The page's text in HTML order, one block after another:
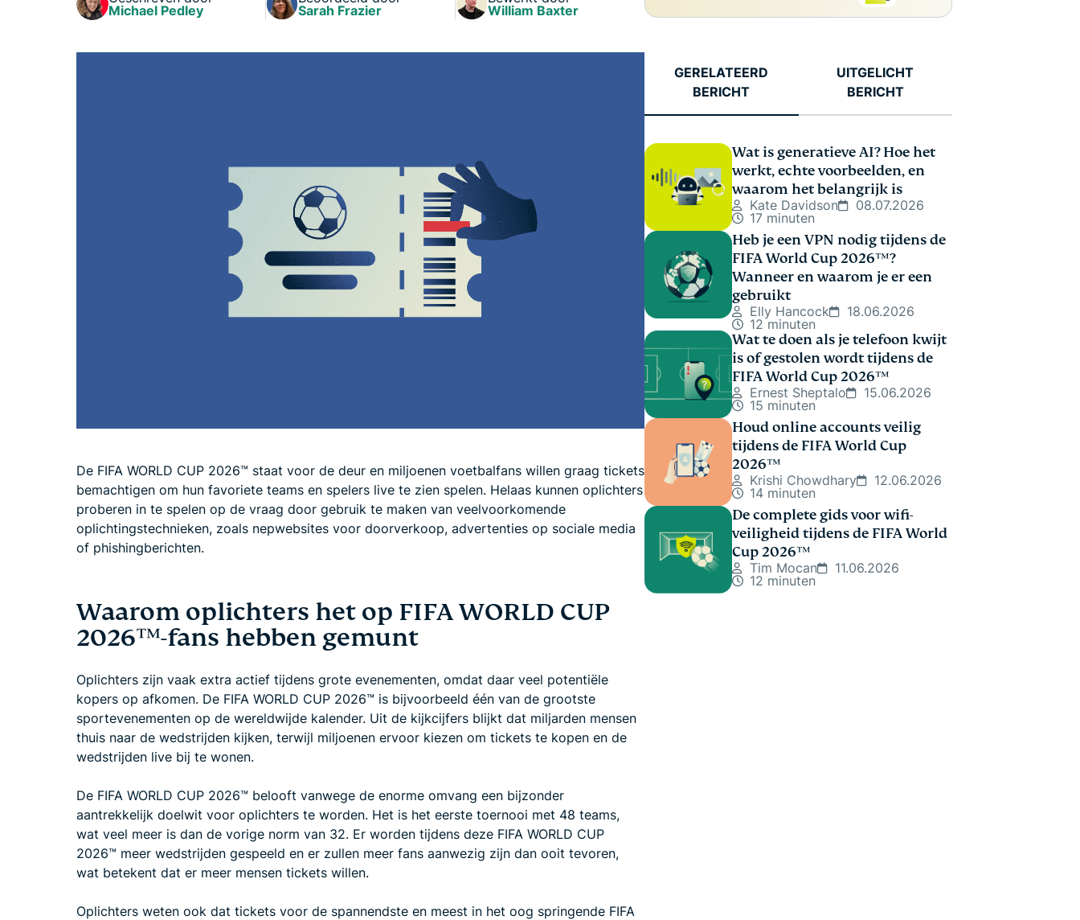
en meer.
identiteitsbescherming,
bewaking en
gegevensverwijdering
Michael Pedley
Sarah Frazier
William Baxter
De FIFA WORLD CUP 2026™ staat voor de deur en miljoenen voetbalfans willen graag tickets
bemachtigen om hun favoriete teams en spelers live te zien spelen. Helaas kunnen oplichters
proberen in te spelen op de vraag door gebruik te maken van veelvoorkomende
oplichtingstechnieken, zoals nepwebsites voor doorverkoop, advertenties op sociale media
of phishingberichten.
Waarom oplichters het op FIFA WORLD CUP
2026™-fans hebben gemunt
Oplichters zijn vaak extra actief tijdens grote evenementen, omdat daar veel potentiële
kopers op afkomen. De FIFA WORLD CUP 2026™ is bijvoorbeeld één van de grootste
sportevenementen op de wereldwijde kalender. Uit de kijkcijfers blijkt dat miljarden mensen
thuis naar de wedstrijden kijken, terwijl miljoenen ervoor kiezen om tickets te kopen en de
wedstrijden live bij te wonen.
De FIFA WORLD CUP 2026™ belooft vanwege de enorme omvang een bijzonder
aantrekkelijk doelwit voor oplichters te worden. Het is het eerste toernooi met 48 teams,
wat veel meer is dan de vorige norm van 32. Er worden tijdens deze FIFA WORLD CUP
2026™ meer wedstrijden gespeeld en er zullen meer fans aanwezig zijn dan ooit tevoren,
wat betekent dat er meer mensen tickets willen.
Oplichters weten ook dat tickets voor de spannendste en meest in het oog springende FIFA
GERELATEERD
BERICHT
UITGELICHT
BERICHT
Wat is generatieve AI? Hoe het
werkt, echte voorbeelden, en
waarom het belangrijk is
Kate Davidson
08.07.2026
17 minuten
Heb je een VPN nodig tijdens de
FIFA World Cup 2026™?
Wanneer en waarom je er een
gebruikt
Elly Hancock
18.06.2026
12 minuten
Wat te doen als je telefoon kwijt
is of gestolen wordt tijdens de
FIFA World Cup 2026™
Ernest Sheptalo
15.06.2026
15 minuten
Houd online accounts veilig
tijdens de FIFA World Cup
2026™
Krishi Chowdhary
12.06.2026
14 minuten
De complete gids voor wifi-
veiligheid tijdens de FIFA World
Cup 2026™
Tim Mocan
11.06.2026
12 minuten